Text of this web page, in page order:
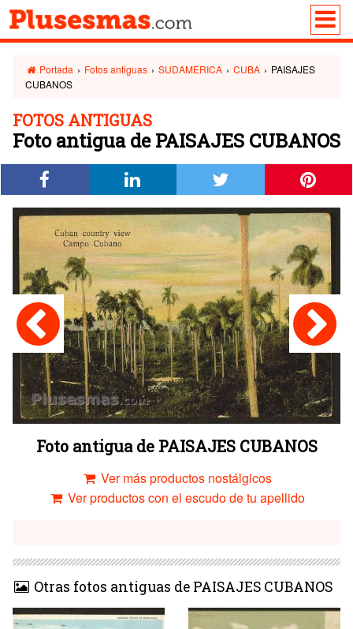
Portada › Fotos antiguas › SUDAMERICA › CUBA › PAISAJES
CUBANOS
FOTOS ANTIGUAS
Foto antigua de PAISAJES CUBANOS
Foto antigua de PAISAJES CUBANOS
Ver más productos nostálgicos
Ver productos con el escudo de tu apellido
Otras fotos antiguas de PAISAJES CUBANOS